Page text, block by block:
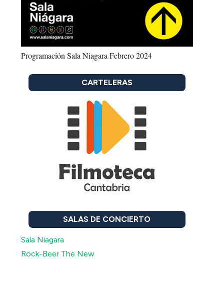
Programación Sala Niagara Febrero 2024
CARTELERAS
SALAS DE CONCIERTO
Sala Niagara
Rock-Beer The New